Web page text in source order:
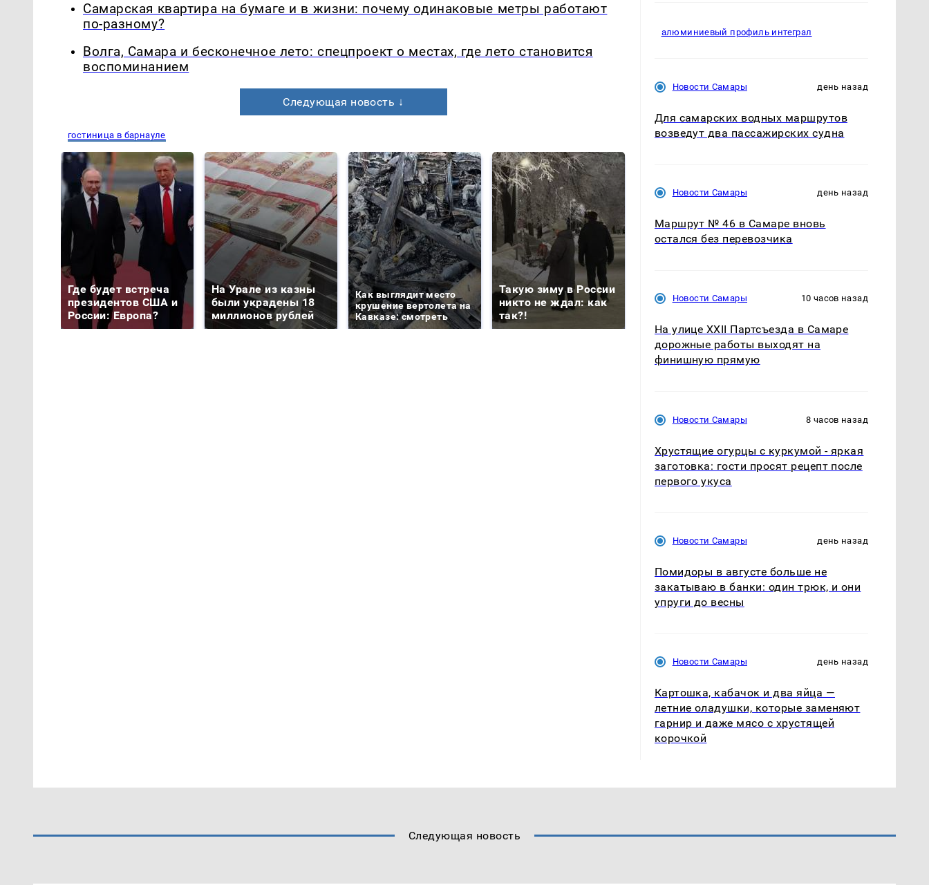
Самарская квартира на бумаге и в жизни: почему одинаковые метры работают
по-разному?
Волга, Самара и бесконечное лето: спецпроект о местах, где лето становится
воспоминанием
Следующая новость ↓
гостиница в барнауле
Где будет встреча
президентов США и
России: Европа?
На Урале из казны
были украдены 18
миллионов рублей
Как выглядит место
крушение вертолета на
Кавказе: смотреть
Такую зиму в России
никто не ждал: как
так?!
готовую еду из
жестокое убийство
алюминиевый профиль интеграл
Новости Самары день назад
Для самарских водных маршрутов
возведут два пассажирских судна
Новости Самары день назад
Маршрут № 46 в Самаре вновь
остался без перевозчика
Новости Самары 10 часов назад
На улице XXII Партсъезда в Самаре
дорожные работы выходят на
финишную прямую
Новости Самары 8 часов назад
Хрустящие огурцы с куркумой - яркая
заготовка: гости просят рецепт после
первого укуса
Новости Самары день назад
Помидоры в августе больше не
закатываю в банки: один трюк, и они
упруги до весны
Новости Самары день назад
Картошка, кабачок и два яйца —
летние оладушки, которые заменяют
гарнир и даже мясо с хрустящей
корочкой
Следующая новость